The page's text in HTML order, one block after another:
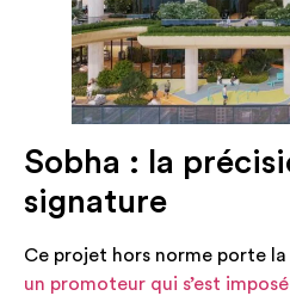
Sobha : la
signature
Ce projet hors norme porte
un promoteur qui s’est